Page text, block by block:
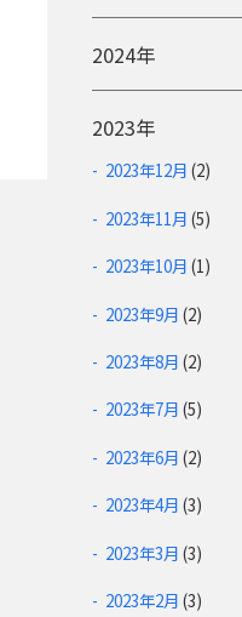
2024年
2023年
2023年12月 (2)
2023年11月 (5)
2023年10月 (1)
2023年9月 (2)
2023年8月 (2)
2023年7月 (5)
2023年6月 (2)
2023年4月 (3)
2023年3月 (3)
2023年2月 (3)